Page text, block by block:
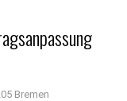
Bremen